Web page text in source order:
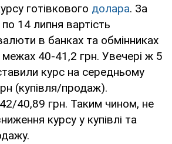
готівкового долара. За
14 липня вартість
в банках та обмінниках
40-41,2 грн. Увечері ж 5
курс на середньому
(купівля/продаж).
40,89 грн. Таким чином, не
курсу у купівлі та